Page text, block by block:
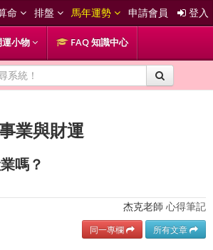
命 排盤 馬年運勢 申請會員 登入
運小物 FAQ 知識中心
業與財運
嗎？
杰克老師 心得筆記
同一專欄 所有文章